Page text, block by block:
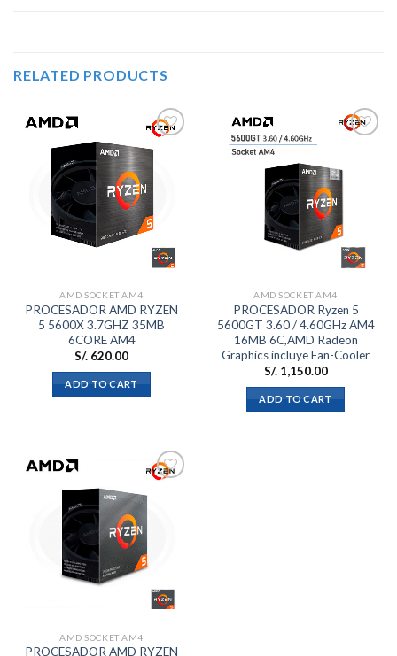
RELATED PRODUCTS
deseos
AMD SOCKET AM4
PROCESADOR AMD RYZEN
5 5600X 3.7GHZ 35MB
6CORE AM4
S/. 620.00
ADD TO CART
AMD SOCKET AM4
PROCESADOR Ryzen 5
5600GT 3.60 / 4.60GHz AM4
16MB 6C,AMD Radeon
Graphics incluye Fan-Cooler
S/.1,150.00
ADD TO CART
deseos
AMD SOCKET AM4
PROCESADOR AMD RYZEN